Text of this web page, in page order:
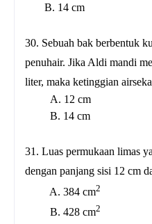
B. 14 cm D.
30. Sebuah bak berbentuk
penuhair. Jika Aldi mandi
liter, maka ketinggian
A. 12 cm
B. 14 cm
31. Luas permukaan limas
dengan panjang sisi 12 cm
A. 384 cm2 C.
B. 428 cm2 D.